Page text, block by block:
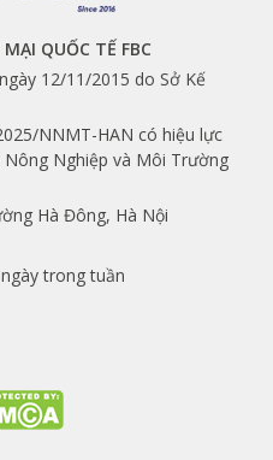
THEO DÕI NGAY
Facebook
Instagram
Youtube
Tiktok
Shopee
QUỐC TẾ FBC
12/11/2015 do Sở Kế
NNMT-HAN có hiệu lực
Nghiệp và Môi Trường
Hà Đông, Hà Nội
trong tuần